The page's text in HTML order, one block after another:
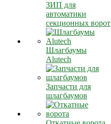
ЗИП для
автоматики
секционных ворот
Шлагбаумы
Alutech
Запчасти для
шлагбаумов